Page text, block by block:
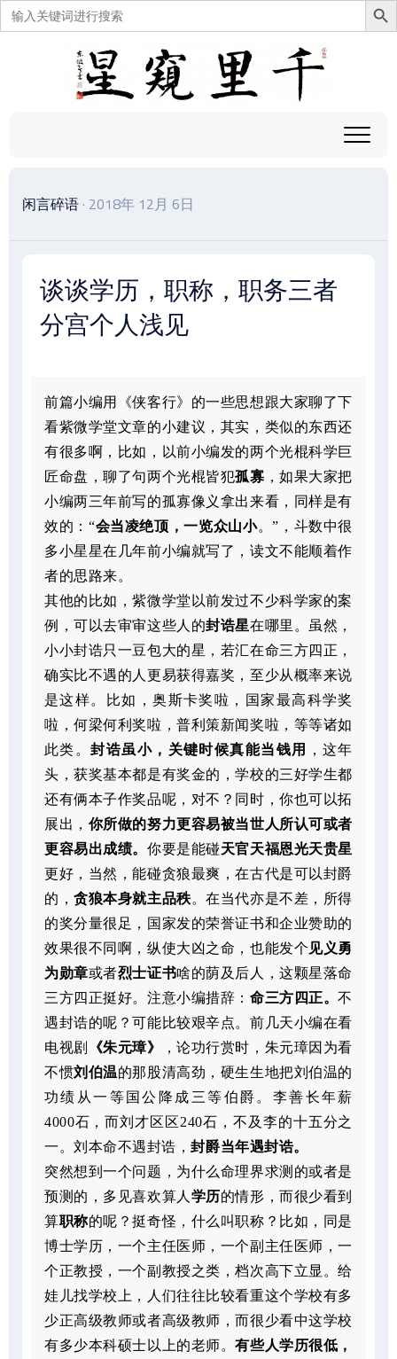
搜
索：
闲言碎语 · 2018年 12月 6日
谈谈学历，职称，职务三者
分宫个人浅见
前篇小编用《侠客行》的一些思想跟大家聊了下
看紫微学堂文章的小建议，其实，类似的东西还
有很多啊，比如，以前小编发的两个光棍科学巨
匠命盘，聊了句两个光棍皆犯孤寡 ，如果大家把
小编两三年前写的孤寡像义拿出来看，同样是有
效的：“会当凌绝顶，一览众山小。”，斗数中很
多小星星在几年前小编就写了，读文不能顺着作
者的思路来。
其他的比如，紫微学堂以前发过不少科学家的案
例，可以去审审这些人的封诰星在哪里。虽然，
小小封诰只一豆包大的星，若汇在命三方四正，
确实比不遇的人更易获得嘉奖，至少从概率来说
是这样。比如，奥斯卡奖啦，国家最高科学奖
啦，何梁何利奖啦，普利策新闻奖啦，等等诸如
此类。封诰虽小，关键时候真能当钱用
，这年
头，获奖基本都是有奖金的，学校的三好学生都
还有俩本子作奖品呢，对不？同时，你也可以拓
展出， 你所做的努力更容易被当世人所认可或者
更容易出成绩。 你要是能碰天官天福恩光天贵星
更好，当然，能碰贪狼最爽，在古代是可以封爵
的，贪狼本身就主品秩。在当代亦是不差，所得
的奖分量很足，国家发的荣誉证书和企业赞助的
效果很不同啊，纵使大凶之命，也能发个 见义勇
为勋章或者烈士证书啥的荫及后人，这颗星落命
三方四正挺好。注意小编措辞：命三方四正。不
遇封诰的呢？可能比较艰辛点。前几天小编在看
电视剧
《朱元璋》
，论功行赏时，朱元璋因为看
不惯刘伯温的那股清高劲，硬生生地把刘伯温的
功绩从一等国公降成三等伯爵。李善长年薪
4000石，而刘才区区240石，不及李的十五分之
一。刘本命不遇封诰，封爵当年遇封诰。
突然想到一个问题，为什么命理界求测的或者是
预测的，多见喜欢算人 学历的情形，而很少看到
算职称的呢？挺奇怪，什么叫职称？比如，同是
博士学历，一个主任医师，一个副主任医师，一
个正教授，一个副教授之类，档次高下立显。给
娃儿找学校上，人们往往比较看重这个学校有多
少正高级教师或者高级教师，而很少看中这学校
有多少本科硕士以上的老师。有些人学历很低，